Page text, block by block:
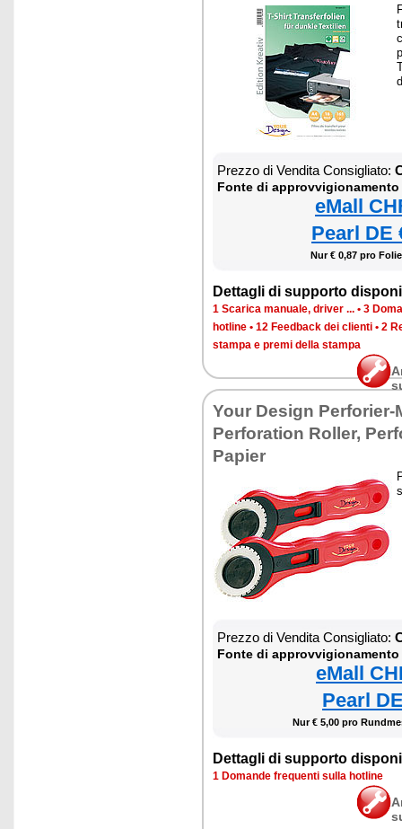
Prezzo di Vendita Consigliato:
Fonte di approvvigionamento
eMall
Pearl DE
Nur € 0,87 pro
Dettagli di supporto
1 Scarica manuale, driver ... • 3
hotline • 12 Feedback dei clienti • 2
stampa e premi della stampa
Your Design Perforier-
Perforation Roller,
Papier
Prezzo di Vendita Consigliato:
Fonte di approvvigionamento
eMall
Pearl
Nur € 5,00 pro
Dettagli di supporto
1 Domande frequenti sulla hotline